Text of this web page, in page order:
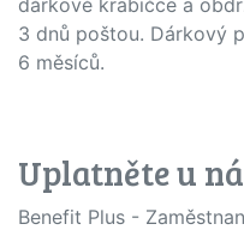
dárkové krabičce a
3 dnů poštou. Dárkový
6 měsíců.
Uplatněte u
Benefit Plus -